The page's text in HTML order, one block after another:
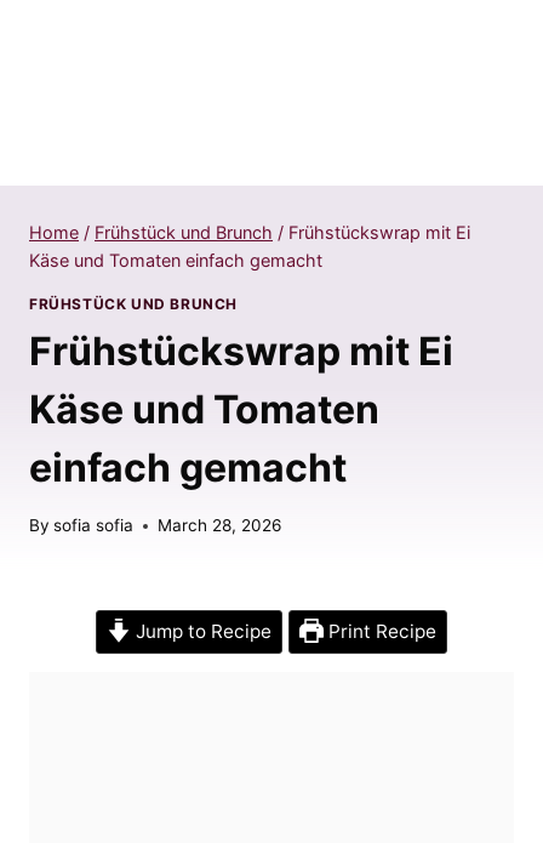
Home / Frühstück und Brunch / Frühstückswrap mit Ei
Käse und Tomaten einfach gemacht
FRÜHSTÜCK UND BRUNCH
Frühstückswrap mit Ei
Käse und Tomaten
einfach gemacht
By sofia sofia March 28, 2026
Jump to Recipe Print Recipe